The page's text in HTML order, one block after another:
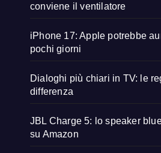
conviene il ventilatore
iPhone 17: Apple potrebbe
pochi giorni
Dialoghi più chiari in TV: le
differenza
JBL Charge 5: lo speaker
su Amazon